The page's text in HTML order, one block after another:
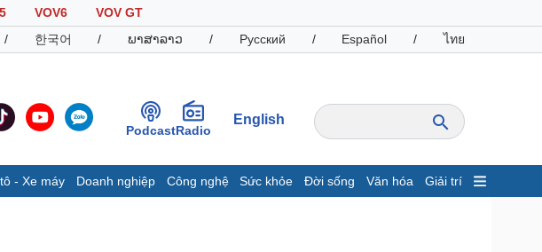
VOV6
VOV GT
/ 한국어 / ພາສາລາວ / Русский / Español / ไทย
PodcastRadio
English
- Xe máy Doanh nghiệp Công nghệ Sức khỏe Đời sống Văn hóa Giải trí